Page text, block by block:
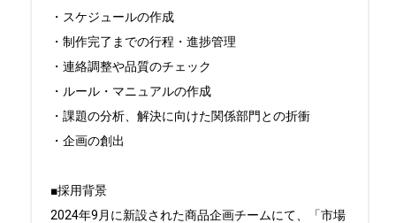
・スケジュールの作成
・制作完了までの行程・進捗管理
・連絡調整や品質のチェック
・ルール・マニュアルの作成
・課題の分析、解決に向けた関係部門との折衝
・企画の創出
■採用背景
2024年9月に新設された商品企画チームにて、「市場